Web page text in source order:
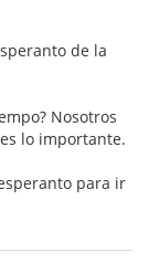
de la
Nosotros
lo importante.
para ir